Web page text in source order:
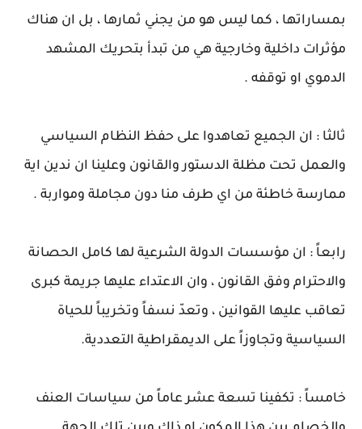
بمساراتها ، كما ليس هو من يجني ثمارها ، بل ان هناك
مؤثرات داخلية وخارجية هي من تبدأ بتحريك المشهد
الدموي او توقفه .
ثالثا : ان الجميع تعاهدوا على حفظ النظام السياسي
والعمل تحت مظلة الدستور والقانون وعلينا ان ندين اية
ممارسة خاطئة من اي طرف منا دون مجاملة ومواربة .
رابعاً : ان مؤسسات الدولة الشرعية لها كامل الحصانة
والاحترام وفق القانون ، وان الاعتداء عليها جريمة كبرى
تعاقب عليها القوانين ، وتعدّ نسفاً وتخريباً للحياة
السياسية وتجاوزاً على الديمقراطية التعددية.
خامساً : تكفينا تسعة عشر عاماً من سياسات العنف